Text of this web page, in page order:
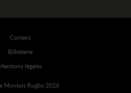
Contact
Billetterie
légales
Montois Rugby 2026